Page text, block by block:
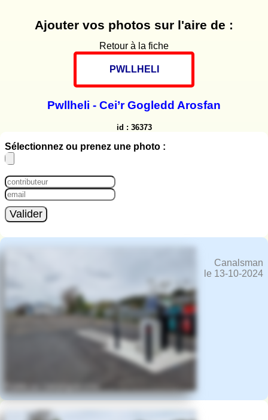
Ajouter vos photos sur l'aire de :
Retour à la fiche
PWLLHELI
Pwllheli - Cei’r Gogledd Arosfan
id : 36373
Sélectionnez ou prenez une photo :
Valider
Canalsman
le 13-10-2024